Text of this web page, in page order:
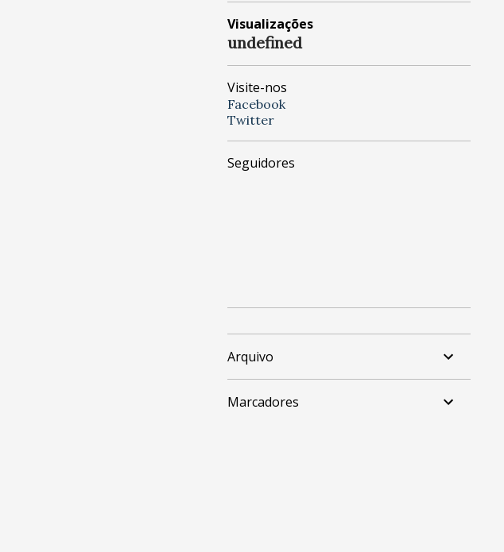
Visualizações
undefned
Visite-nos
Facebook
Twitter
Seguidores
Arquivo
Marcadores